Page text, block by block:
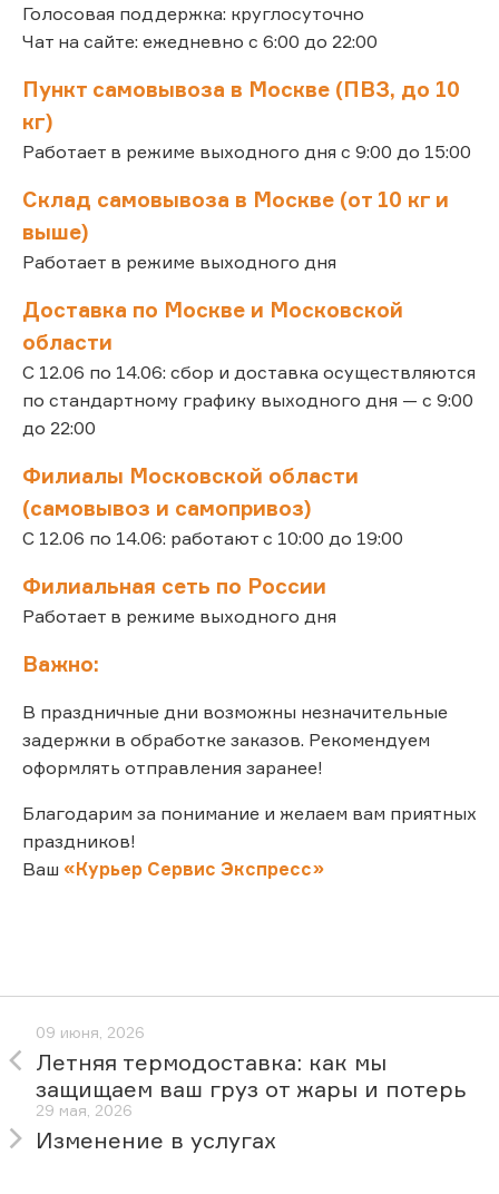
Голосовая поддержка: круглосуточно
Чат на сайте: ежедневно с 6:00 до 22:00
Пункт самовывоза в Москве (ПВЗ, до 10
кг)
Работает в режиме выходного дня с 9:00 до 15:00
Склад самовывоза в Москве (от 10 кг и
выше)
Работает в режиме выходного дня
Доставка по Москве и Московской
области
С 12.06 по 14.06: сбор и доставка осуществляются
по стандартному графику выходного дня — с 9:00
до 22:00
Филиалы Московской области
(самовывоз и самопривоз)
С 12.06 по 14.06: работают с 10:00 до 19:00
Филиальная сеть по России
Работает в режиме выходного дня
Важно:
В праздничные дни возможны незначительные
задержки в обработке заказов. Рекомендуем
оформлять отправления заранее!
Благодарим за понимание и желаем вам приятных
праздников!
Ваш «Курьер Сервис Экспресс»
09 июня, 2026
Летняя термодоставка: как мы
защищаем ваш груз от жары и потерь
29 мая, 2026
Изменение в услугах